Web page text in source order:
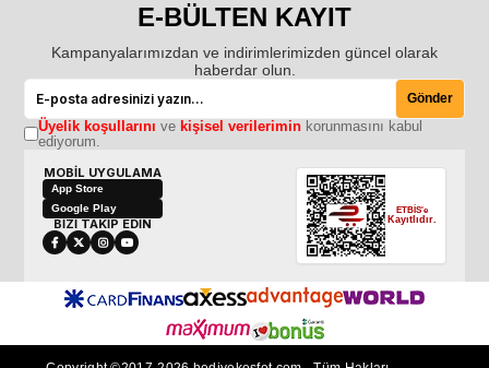
E-BÜLTEN KAYIT
Kampanyalarımızdan ve indirimlerimizden güncel olarak
haberdar olun.
Gönder
Üyelik koşullarını ve kişisel verileriminkorunmasını kabul
ediyorum.
MOBİL UYGULAMA
App Store
Google Play
BİZİ TAKİP EDİN
ETBİS'e
Kayıtlıdır.